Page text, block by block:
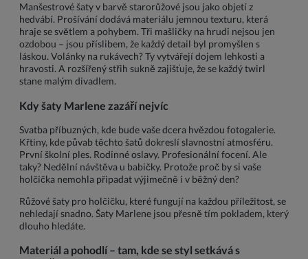
Manšestrové šaty v barvě starorůžové jsou jako objetí z
hedvábí. Prošívání dodává materiálu jemnou texturu, která
hraje se světlem a pohybem. Tři mašličky na hrudi nejsou jen
ozdobou – jsou příslibem, že každý detail byl promyšlen s
láskou. Volánky na rukávech? Ty vytvářejí dojem lehkosti a
hravosti. A rozšířený střih sukně zajišťuje, že se každý twirl
stane malým divadlem.
Kdy šaty Marlene zazáří nejvíc
Svatba příbuzných, kde bude vaše dcera hvězdou fotogalerie.
Křtiny, kde půvab těchto šatů dokreslí slavnostní atmosféru.
První školní ples. Rodinné oslavy. Profesionální focení. Ale
taky? Nedělní návštěva u babičky. Protože proč by si vaše
holčička nemohla připadat výjimečně i v běžný den?
Růžové šaty pro holčičku, které fungují na každou příležitost, se
nehledají snadno. Šaty Marlene jsou přesně tím pokladem, který
dlouho hledáte.
Materiál a pohodlí – tam, kde se styl setkává s